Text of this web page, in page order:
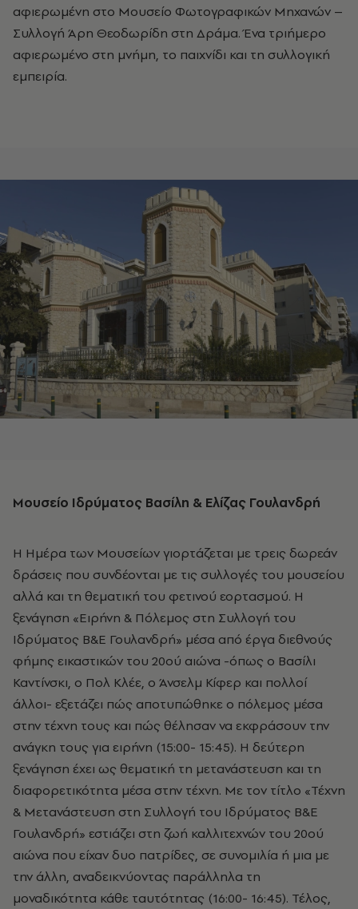
αφιερωμένη στο Μουσείο Φωτογραφικών Μηχανών –
Συλλογή Άρη Θεοδωρίδη στη Δράμα. Ένα τριήμερο
αφιερωμένο στη μνήμη, το παιχνίδι και τη συλλογική
εμπειρία.
Μουσείο Ιδρύματος Βασίλη & Ελίζας Γουλανδρή
Η Ημέρα των Μουσείων γιορτάζεται με τρεις δωρεάν
δράσεις που συνδέονται με τις συλλογές του μουσείου
αλλά και τη θεματική του φετινού εορτασμού. Η
ξενάγηση «Ειρήνη & Πόλεμος στη Συλλογή του
Ιδρύματος Β&Ε Γουλανδρή» μέσα από έργα διεθνούς
φήμης εικαστικών του 20ού αιώνα -όπως ο Βασίλι
Καντίνσκι, ο Πολ Κλέε, ο Άνσελμ Κίφερ και πολλοί
άλλοι- εξετάζει πώς αποτυπώθηκε ο πόλεμος μέσα
στην τέχνη τους και πώς θέλησαν να εκφράσουν την
ανάγκη τους για ειρήνη (15:00- 15:45). Η δεύτερη
ξενάγηση έχει ως θεματική τη μετανάστευση και τη
διαφορετικότητα μέσα στην τέχνη. Με τον τίτλο «Τέχνη
& Μετανάστευση στη Συλλογή του Ιδρύματος Β&Ε
Γουλανδρή» εστιάζει στη ζωή καλλιτεχνών του 20ού
αιώνα που είχαν δυο πατρίδες, σε συνομιλία ή μια με
την άλλη, αναδεικνύοντας παράλληλα τη
μοναδικότητα κάθε ταυτότητας (16:00- 16:45). Τέλος,